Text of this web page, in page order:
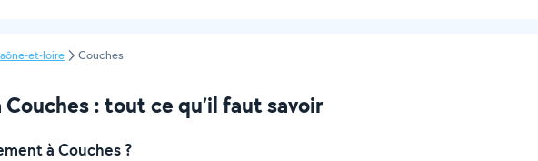
et-loire Couches
: tout ce qu’il faut savoir
à Couches ?